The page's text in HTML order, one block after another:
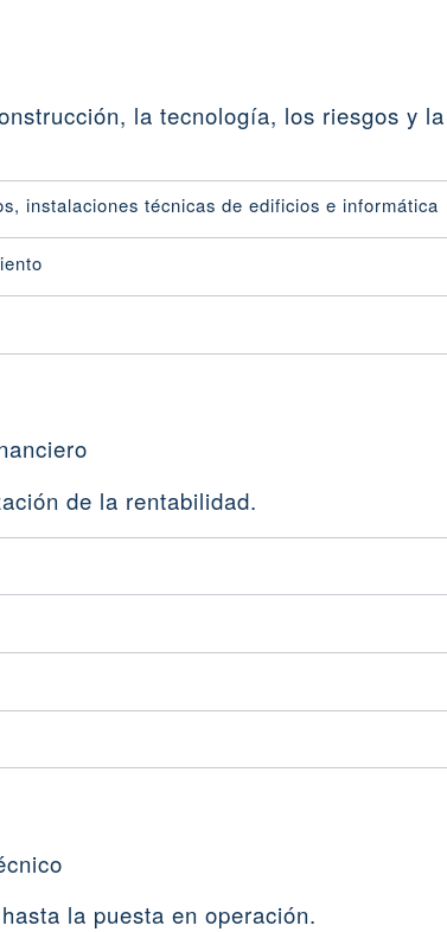
la tecnología, los riesgos y la
instalaciones técnicas de edificios e informática
de la rentabilidad.
la puesta en operación.